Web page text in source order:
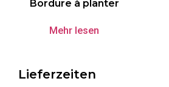
Bordure à planter
Mehr lesen
Lieferzeiten